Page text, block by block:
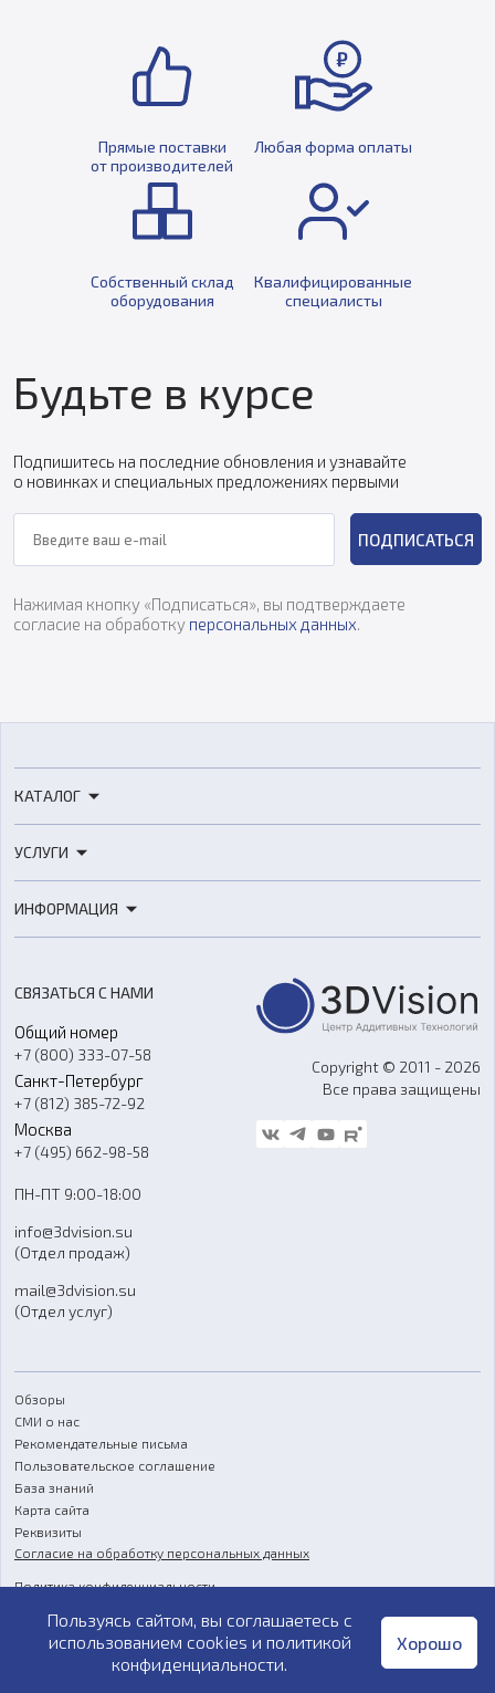
Прямые поставки
от производителей
Любая форма оплаты
Собственный склад
оборудования
Квалифицированные
специалисты
Будьте в курсе
Подпишитесь на последние обновления и узнавайте
о новинках и специальных предложениях первыми
ПОДПИСАТЬСЯ
Нажимая кнопку «Подписаться», вы подтверждаете
согласие на обработку персональных данных
КАТАЛОГ
3D-сканеры
Расходные материалы
Оборудование и материалы для вакуумного литья
Аксессуары и прочее оборудование
Программное обеспечение
УСЛУГИ
3D-моделирование
Ремонт и услуги
ИНФОРМАЦИЯ
О компании
Контакты
Гос. закупки
Стать дилером
Блог
FAQ
СВЯЗАТЬСЯ С НАМИ
Общий номер
+7 (800) 333-07-58
Санкт-Петербург
+7 (812) 385-72-92
Москва
+7 (495) 662-98-58
ПН-ПТ 9:00-18:00
info@3dvision.su
(Отдел продаж)
mail@3dvision.su
(Отдел услуг)
Copyright © 2011 - 2026
Все права защищены
Обзоры
СМИ о нас
Рекомендательные письма
Пользовательское соглашение
База знаний
Карта сайта
Реквизиты
Согласие на обработку персональных данных
Политика конфиденциальности
Публичная оферта
Пользуясь сайтом, вы соглашаетесь с
использованием cookies и политикой
конфиденциальности.
Хорошо